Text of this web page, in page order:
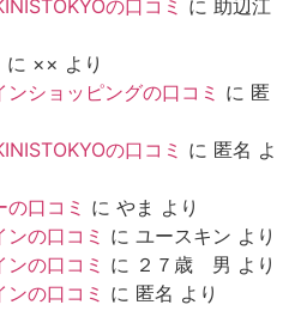
の口コミ に 助辺江
に ×× より
ショッピングの口コミ に 匿
の口コミ に 匿名 よ
口コミ に やま より
の口コミ に ユースキン より
の口コミ に ２７歳 男 より
の口コミ に 匿名 より